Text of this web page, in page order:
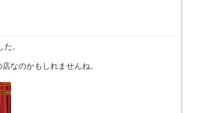
。
なのかもしれませんね。